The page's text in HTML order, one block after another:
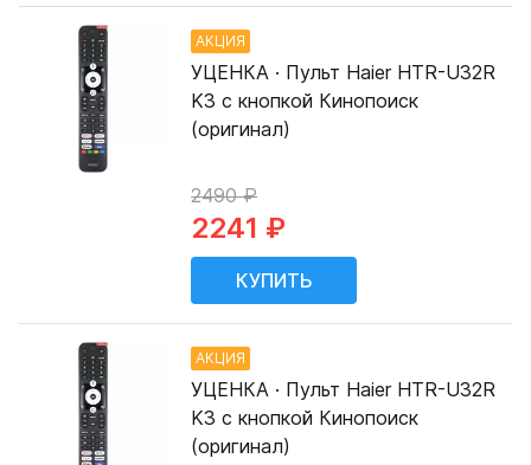
АКЦИЯ
УЦЕНКА · Пульт Haier HTR-U32R
K3 с кнопкой Кинопоиск
(оригинал)
2490 ₽
2241 ₽
АКЦИЯ
УЦЕНКА · Пульт Haier HTR-U32R
K3 с кнопкой Кинопоиск
(оригинал)